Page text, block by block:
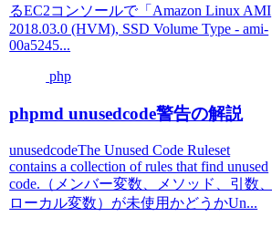
るEC2コンソールで「Amazon Linux AMI
2018.03.0 (HVM), SSD Volume Type - ami-
00a5245...
php
phpmd unusedcode警告の解説
unusedcodeThe Unused Code Ruleset
contains a collection of rules that find unused
code.（メンバー変数、メソッド、引数、
ローカル変数）が未使用かどうかUn...